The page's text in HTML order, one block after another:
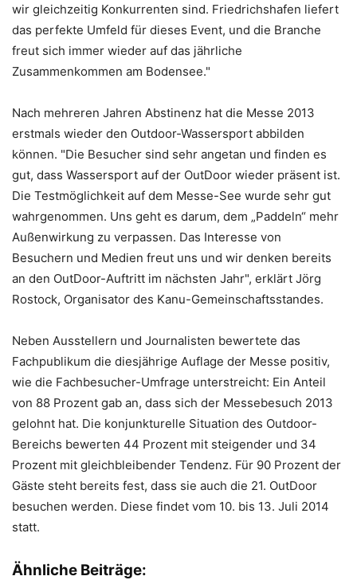
wir gleichzeitig Konkurrenten sind. Friedrichshafen liefert
das perfekte Umfeld für dieses Event, und die Branche
freut sich immer wieder auf das jährliche
Zusammenkommen am Bodensee."
Nach mehreren Jahren Abstinenz hat die Messe 2013
erstmals wieder den Outdoor-Wassersport abbilden
können. "Die Besucher sind sehr angetan und finden es
gut, dass Wassersport auf der OutDoor wieder präsent ist.
Die Testmöglichkeit auf dem Messe-See wurde sehr gut
wahrgenommen. Uns geht es darum, dem „Paddeln“ mehr
Außenwirkung zu verpassen. Das Interesse von
Besuchern und Medien freut uns und wir denken bereits
an den OutDoor-Auftritt im nächsten Jahr", erklärt Jörg
Rostock, Organisator des Kanu-Gemeinschaftsstandes.
Neben Ausstellern und Journalisten bewertete das
Fachpublikum die diesjährige Auflage der Messe positiv,
wie die Fachbesucher-Umfrage unterstreicht: Ein Anteil
von 88 Prozent gab an, dass sich der Messebesuch 2013
gelohnt hat. Die konjunkturelle Situation des Outdoor-
Bereichs bewerten 44 Prozent mit steigender und 34
Prozent mit gleichbleibender Tendenz. Für 90 Prozent der
Gäste steht bereits fest, dass sie auch die 21. OutDoor
besuchen werden. Diese findet vom 10. bis 13. Juli 2014
statt.
Ähnliche Beiträge: